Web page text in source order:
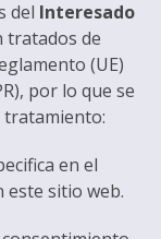
del Interesado
tratados de
(UE)
por lo que se
tratamiento:
en el
este sitio web.